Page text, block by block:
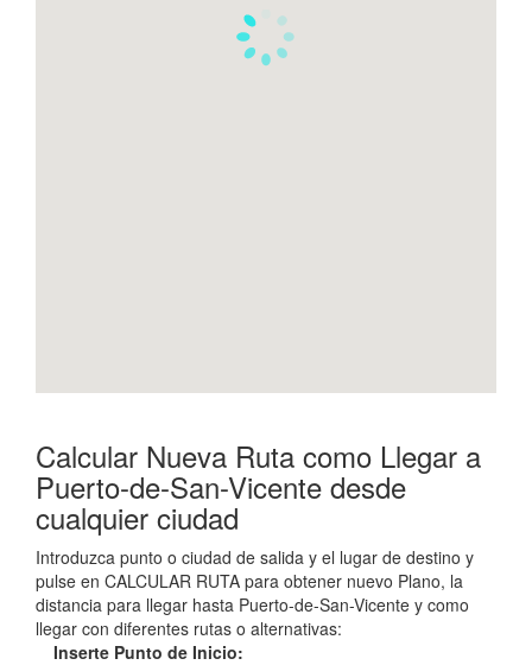
Calcular Nueva Ruta como Llegar a
Puerto-de-San-Vicente desde
cualquier ciudad
Introduzca punto o ciudad de salida y el lugar de destino y
pulse en CALCULAR RUTA para obtener nuevo Plano, la
distancia para llegar hasta Puerto-de-San-Vicente y como
llegar con diferentes rutas o alternativas:
Inserte Punto de Inicio: